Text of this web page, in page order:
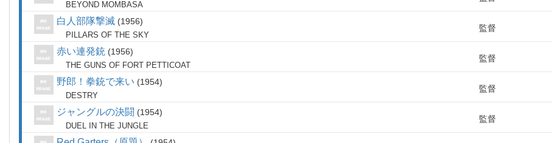
BEYOND MOMBASA
白人部隊撃滅 1956
PILLARS OF THE SKY
監督
赤い連発銃 1956
THE GUNS OF FORT PETTICOAT
監督
野郎！拳銃で来い 1954
DESTRY
監督
ジャングルの決闘 1954
DUEL IN THE JUNGLE
監督